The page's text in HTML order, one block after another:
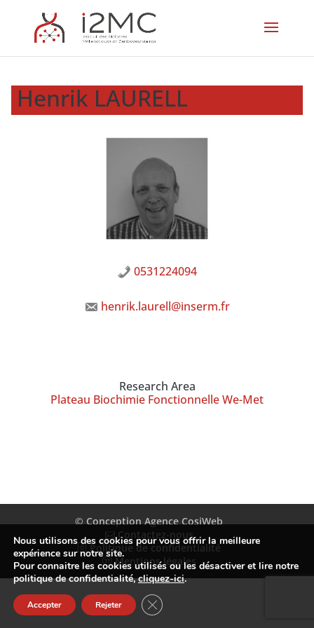
Henrik LAURELL
0531224094
henrik.laurell@inserm.fr
Research Area
Plateau Biochimie Fonctionnelle We-Met
© Conception Agence CosiWeb
Contactez-nous
Politique de confidentialité
Mentions légales
Nous utilisons des cookies pour vous offrir la meilleure
expérience sur notre site.
Pour connaitre les cookies utilisés ou les désactiver et lire notre
politique de confidentialité,cliquez-ici.
Accepter Rejeter Fermer la bannière des cookies